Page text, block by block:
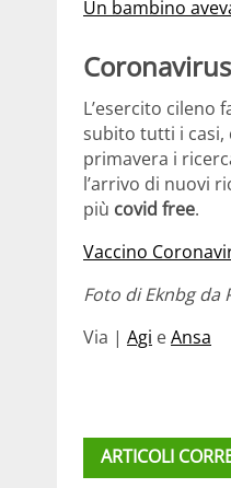
Un bambino
L’esercito cileno
subito tutti i casi,
primavera i
l’arrivo di nuovi
più covid free.
Vaccino
Foto di Eknbg da
Via | Agi eAnsa
ARTICOLI